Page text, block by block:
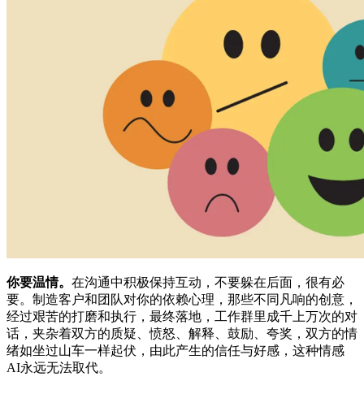
你要温情。 在沟通中积极保持互动，不要躲在后面，很有必
要。制造客户和团队对你的依赖心理，那些不同凡响的创意，
经过艰苦的打磨和执行，最终落地，工作群里成千上万次的对
话，夹杂着双方的质疑、愤怒、解释、鼓励、夸奖，双方的情
绪如坐过山车一样起伏，由此产生的信任与好感，这种情感
AI永远无法取代。